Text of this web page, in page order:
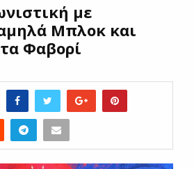
με
Μπλοκ και
Φαβορί